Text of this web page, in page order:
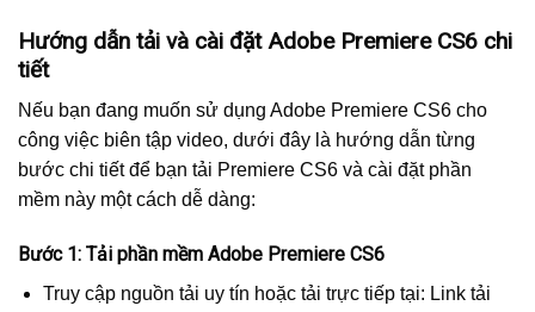
Hướng dẫn tải và cài đặt Adobe Premiere CS6 chi
tiết
Nếu bạn đang muốn sử dụng Adobe Premiere CS6 cho
công việc biên tập video, dưới đây là hướng dẫn từng
bước chi tiết để bạn tải Premiere CS6 và cài đặt phần
mềm này một cách dễ dàng:
Bước 1: Tải phần mềm Adobe Premiere CS6
Truy cập nguồn tải uy tín hoặc tải trực tiếp tại: Link tải